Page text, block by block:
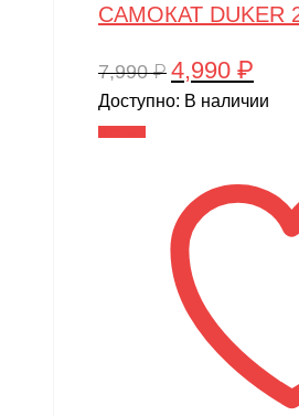
САМОКАТ DUKER
7,990₽
цена
4,990 ₽
цена:
Доступно: В наличии